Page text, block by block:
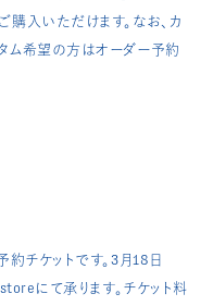
入いただけます。なお、カ
ム希望の方はオーダー予約
チケットです。3月18日
にて承ります。チケット料